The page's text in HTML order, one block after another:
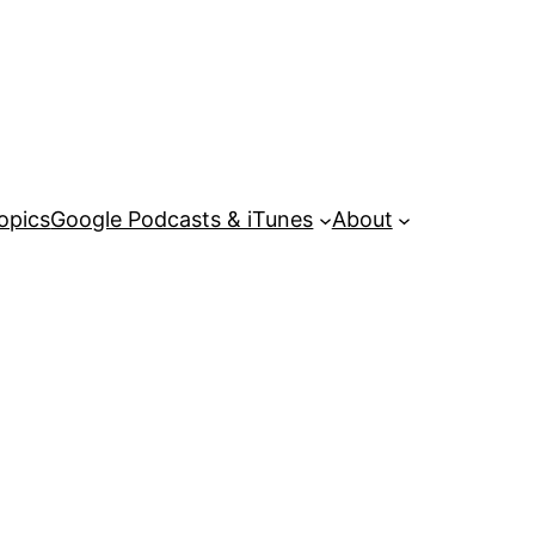
Google Podcasts & iTunes About